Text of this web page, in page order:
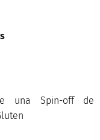
una Spin-off de